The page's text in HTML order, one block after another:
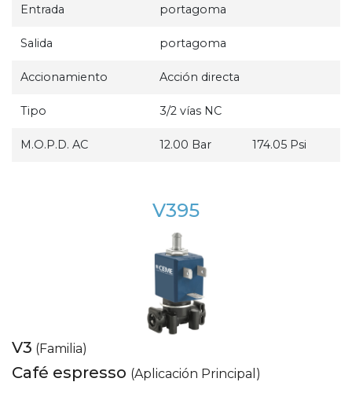
Entrada portagoma
Salida portagoma
Accionamiento Acción directa
Tipo 3/2 vías NC
M.O.P.D. AC 12.00 Bar 174.05 Psi
V395
V3 (Familia)
Café espresso (Aplicación Principal)